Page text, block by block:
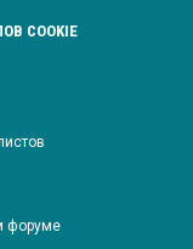
COOKIE
форуме